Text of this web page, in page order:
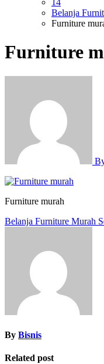
Belanja
Furniture
Furniture
Furniture murah
Post
Belanja Furniture Murah
By Bisnis
Related post